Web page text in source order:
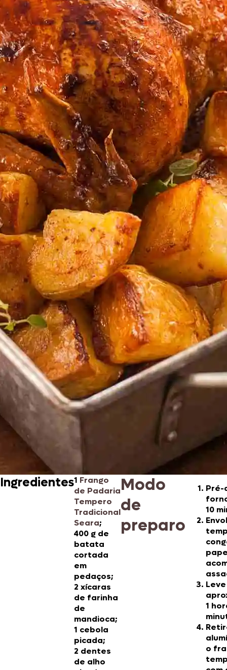
Ingredientes1 Frango
de Padaria
Tempero
Tradicional
Seara;
400 g de
batata
cortada
em
pedaços;
2 xícaras
de farinha
de
mandioca;
1 cebola
picada;
2 dentes
de alho
Modo
de
preparo
Pré-
10
1
o